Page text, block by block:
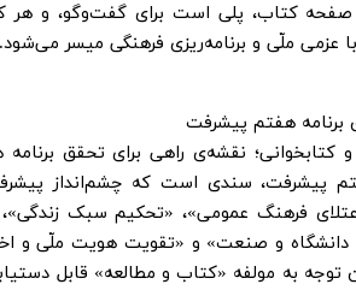
کتاب، پلی است برای گفت‌وگو، و هر
با عزمی ملّی و برنامه‌ریزی فرهنگی میسر می‌شود.
نقشه‌ی راهی برای تحقق
پیشرفت، سندی است که چشم‌انداز
فرهنگ عمومی»، «تحکیم سبک
دانشگاه و صنعت» و «تقویت هویت ملّی و
توجه به مولفه «کتاب و مطالعه» قابل